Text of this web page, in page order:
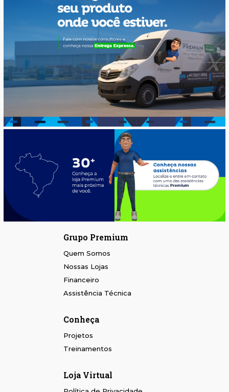
Grupo Premium
Quem Somos
Nossas Lojas
Financeiro
Assistência Técnica
Conheça
Projetos
Treinamentos
Loja Virtual